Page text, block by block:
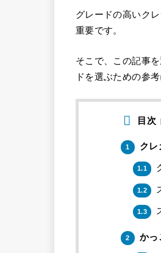
グレードの高いク
重要です。
そこで、この記事
ドを選ぶための参
目次
1 クレ
1.1
1.2
1.3
2 かっ